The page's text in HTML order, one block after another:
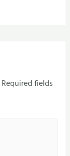
Required fields